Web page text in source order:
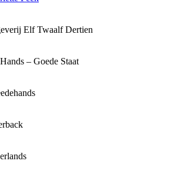
Elf Twaalf Dertien
– Goede Staat